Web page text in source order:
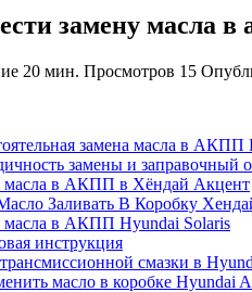
замену масла
20 мин. Просмотров 15
замена масла в АКПП
замены и заправочный
масла в АКПП в Хёндай Акцент
Заливать В Коробку
масла в АКПП Hyundai Solaris
инструкция
смазки в
масло в коробке Hyundai